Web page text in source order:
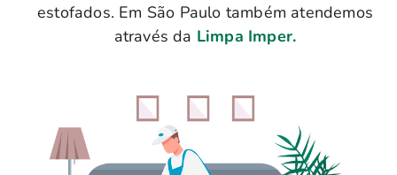
estofados. Em São Paulo também atendemos
através da Limpa Imper.